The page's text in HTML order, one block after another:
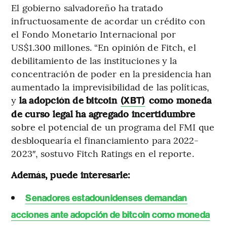
El gobierno salvadoreño ha tratado
infructuosamente de acordar un crédito con
el Fondo Monetario Internacional por
US$1.300 millones. “En opinión de Fitch, el
debilitamiento de las instituciones y la
concentración de poder en la presidencia han
aumentado la imprevisibilidad de las políticas,
y la adopción de bitcoin (XBT) como moneda
de curso legal ha agregado incertidumbre
sobre el potencial de un programa del FMI que
desbloquearía el financiamiento para 2022-
2023″, sostuvo Fitch Ratings en el reporte.
Además, puede interesarle:
Senadores estadounidenses demandan
acciones ante adopción de bitcoin como moneda